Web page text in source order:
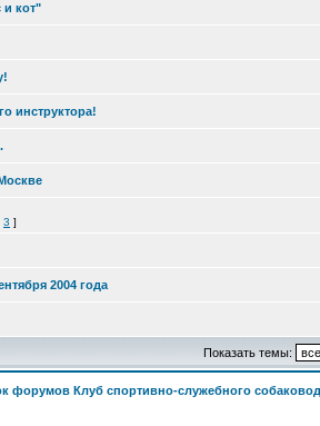
и кот"
инструктора!
3 ]
2004 года
Показать темы:
форумов Клуб спортивно-служебного